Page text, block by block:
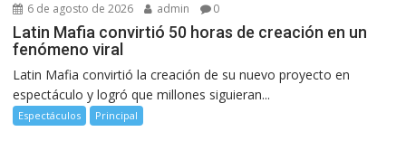
6 de agosto de 2026 admin 0
Latin Mafia convirtió 50 horas de creación en un
fenómeno viral
Latin Mafia convirtió la creación de su nuevo proyecto en
espectáculo y logró que millones siguieran...
Espectáculos Principal